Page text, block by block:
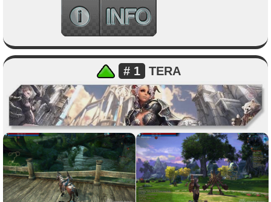
# 1 TERA